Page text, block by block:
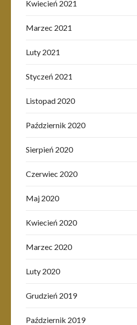
Kwiecień 2021
Marzec 2021
Luty 2021
Styczeń 2021
Listopad 2020
Październik 2020
Sierpień 2020
Czerwiec 2020
Maj 2020
Kwiecień 2020
Marzec 2020
Luty 2020
Grudzień 2019
Październik 2019